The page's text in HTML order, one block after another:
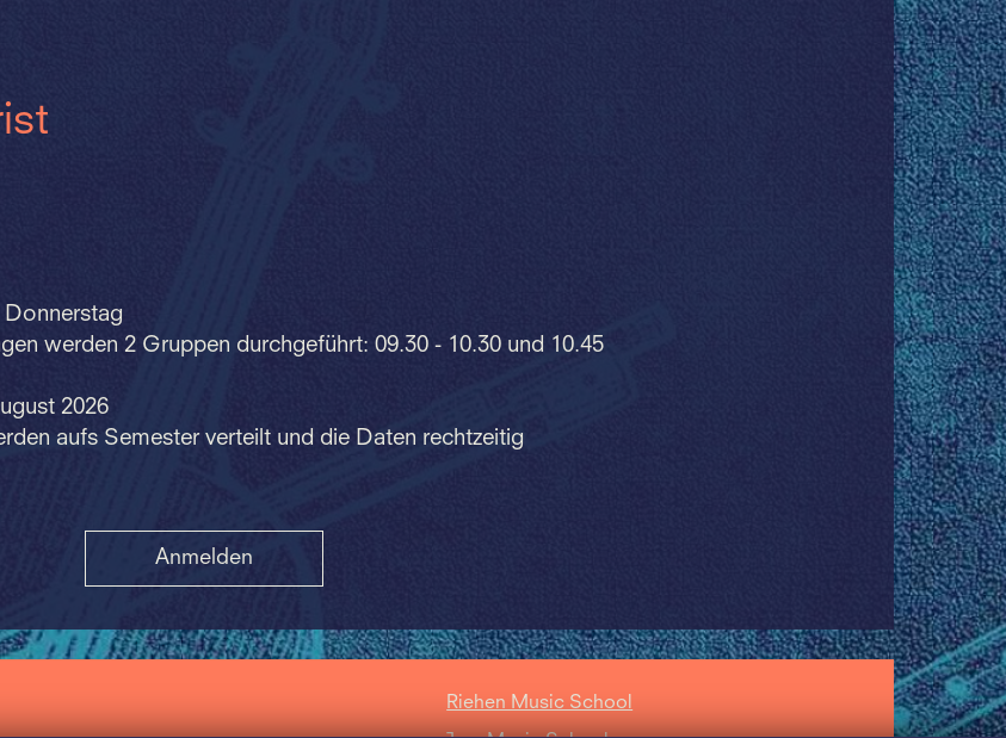
werden 2 Gruppen durchgeführt: 09.30 - 10.30 und 10.45
2026
aufs Semester verteilt und die Daten rechtzeitig
Anmelden
Riehen Music School